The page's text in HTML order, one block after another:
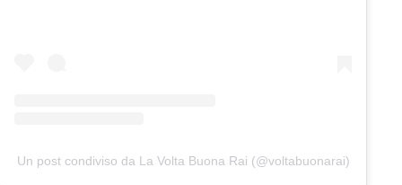
Un post condiviso da La Volta Buona Rai (@voltabuonarai)